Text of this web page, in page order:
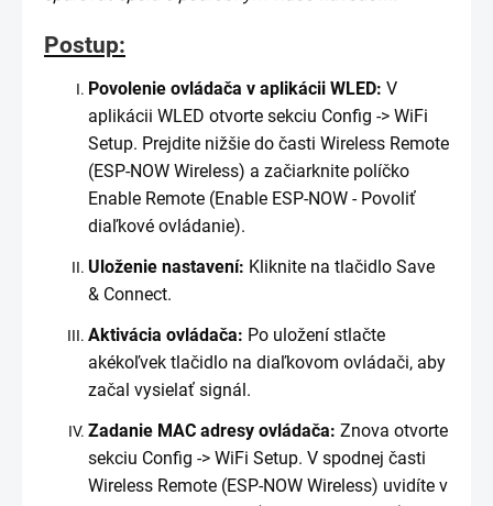
Postup:
Povolenie ovládača v aplikácii WLED: V
aplikácii WLED otvorte sekciu Config -> WiFi
Setup. Prejdite nižšie do časti Wireless Remote
(ESP-NOW Wireless) a začiarknite políčko
Enable Remote (Enable ESP-NOW - Povoliť
diaľkové ovládanie).
Uloženie nastavení: Kliknite na tlačidlo Save
& Connect.
Aktivácia ovládača: Po uložení stlačte
akékoľvek tlačidlo na diaľkovom ovládači, aby
začal vysielať signál.
Zadanie MAC adresy ovládača: Znova otvorte
sekciu Config -> WiFi Setup. V spodnej časti
Wireless Remote (ESP-NOW Wireless) uvidíte v